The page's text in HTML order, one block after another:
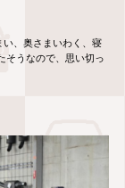
い、奥さまいわく、寝
そうなので、思い切っ